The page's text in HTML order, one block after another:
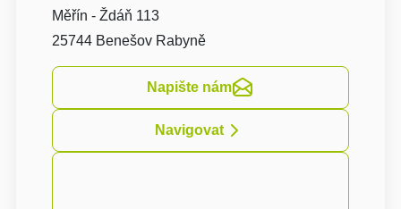
Měřín - Ždáň 113
25744 Benešov Rabyně
Napište nám
Navigovat